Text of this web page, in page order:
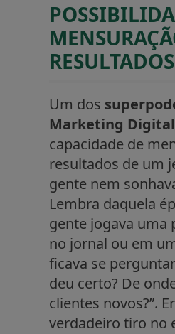
RESULTADOS
Um dos
Marketing Digital
capacidade de
resultados de um
gente nem
Lembra daquela
gente jogava uma
no jornal ou em
ficava se
deu certo? De
clientes novos?”.
verdadeiro tiro no